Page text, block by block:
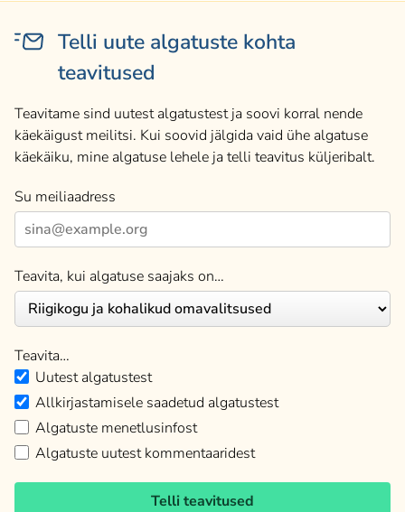
Telli uute algatuste kohta
teavitused
Teavitame sind uutest algatustest ja soovi korral nende
käekäigust meilitsi. Kui soovid jälgida vaid ühe algatuse
käekäiku, mine algatuse lehele ja telli teavitus küljeribalt.
Su meiliaadress
Teavita, kui algatuse saajaks on…
Teavita…
Uutest algatustest
Allkirjastamisele saadetud algatustest
Algatuste menetlusinfost
Algatuste uutest kommentaaridest
Telli teavitused